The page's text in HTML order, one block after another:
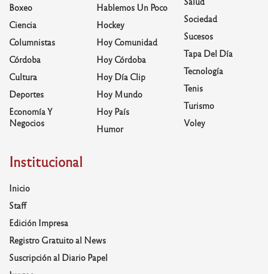
Boxeo
Ciencia
Columnistas
Córdoba
Cultura
Deportes
Economía Y
Negocios
Hablemos Un Poco
Hockey
Hoy Comunidad
Hoy Córdoba
Hoy Día Clip
Hoy Mundo
Hoy País
Humor
Sociedad
Sucesos
Tapa Del Día
Tecnología
Tenis
Turismo
Voley
Institucional
Inicio
Staff
Edición Impresa
Registro Gratuito al News
Suscripción al Diario Papel